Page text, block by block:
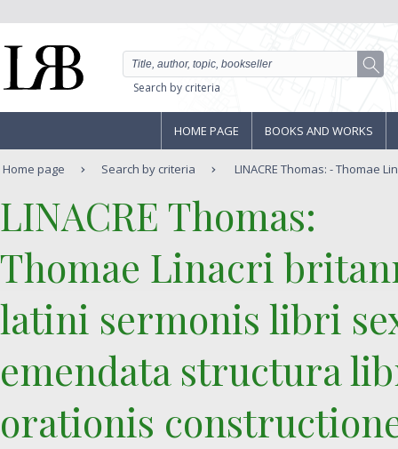
Search by criteria
HOME PAGE BOOKS AND WORKS
Home page Search by criteria LINACRE Thomas: - Thomae
‎LINACRE Thomas:‎
‎Thomae Linacri
latini sermonis libri
emendata structura
orationis